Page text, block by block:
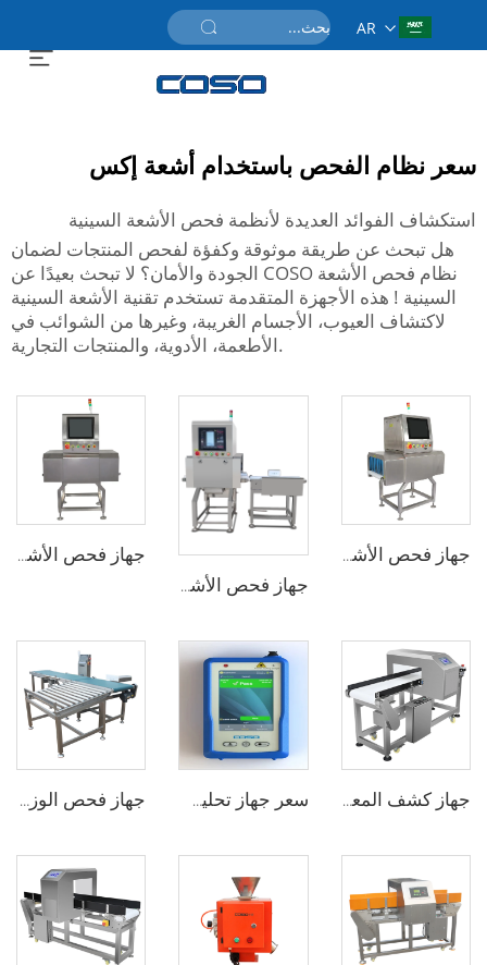
AR
سعر نظام الفحص باستخدام أشعة إكس
استكشاف الفوائد العديدة لأنظمة فحص الأشعة السينية
هل تبحث عن طريقة موثوقة وكفؤة لفحص المنتجات لضمان
الجودة والأمان؟ لا تبحث بعيدًا عن COSO نظام فحص الأشعة
السينية ! هذه الأجهزة المتقدمة تستخدم تقنية الأشعة السينية
لاكتشاف العيوب، الأجسام الغريبة، وغيرها من الشوائب في
الأطعمة، الأدوية، والمنتجات التجارية.
جهاز فحص الأشعة السينية الرقمي لأكياس وتغليف الأطعمة والزجاجات والأوعية
جهاز فحص الأشعة السينية الصناعي لاكتشاف الأجسام الغريبة في الأطعمة
جهاز فحص الأشعة السينية الصناعي للأنفاق لتغليف منتجات الطعام
جهاز كشف المعادن بشاشة لمسية حساسة عالي الحساسية لصناعة تغليف الأغذية سعر جهاز تحليل طيفي راماني محمول صيني جديد لتحليل المنتجات الصيدلانية جهاز فحص الوزن المستخدم في خطوط الإنتاج للصناديق الثقيلة